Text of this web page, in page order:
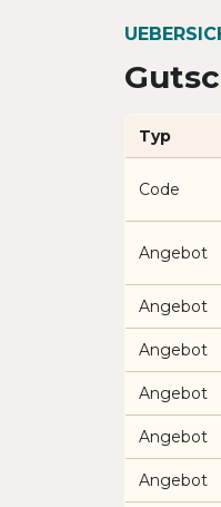
Typ
Code
Angebot
Angebot
Angebot
Angebot
Angebot
Angebot